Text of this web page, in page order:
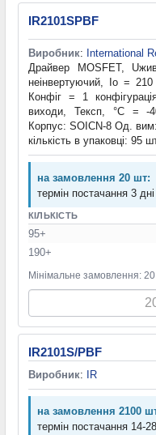
IR2101SPBF
Виробник: International
Драйвер MOSFET,
неінвертуючий, Io =
Конфіг = 1
виходи, Тексп, °С = -
Корпус: SOICN-8 Од.
кількість в упаковці: 95
на замовлення 20 шт:
термін постачання 3 дні
КІЛЬКІСТЬ
95+
190+
Мінімальне замовлення:
IR2101S/PBF
Виробник: IR
на замовлення 2100
термін постачання 14-